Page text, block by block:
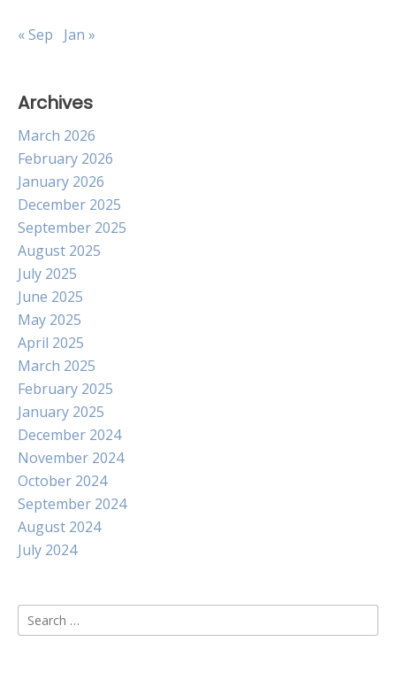
« Sep Jan »
Archives
March 2026
February 2026
January 2026
December 2025
September 2025
August 2025
July 2025
June 2025
May 2025
April 2025
March 2025
February 2025
January 2025
December 2024
November 2024
October 2024
September 2024
August 2024
July 2024
Search
for: